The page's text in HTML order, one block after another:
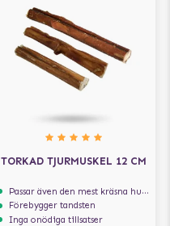
TORKAD TJURMUSKEL 12 CM
Passar även den mest kräsna hunden
Förebygger tandsten
Inga onödiga tillsatser